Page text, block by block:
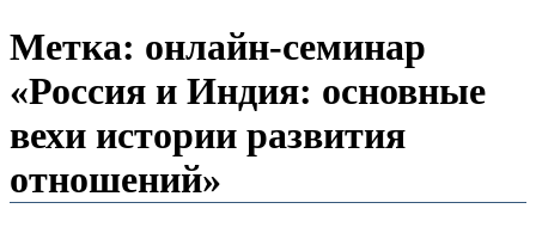
Метка: онлайн-семинар
«Россия и Индия: основные
вехи истории развития
отношений»